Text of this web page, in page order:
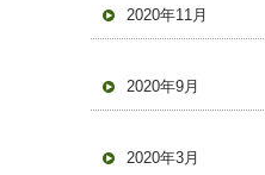
2020年11月
2020年9月
2020年3月